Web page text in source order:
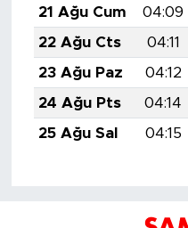
21 Ağu Cum
04:09
22 Ağu Cts
04:11
23 Ağu Paz
04:12
24 Ağu Pts
04:14
25 Ağu Sal
04:15